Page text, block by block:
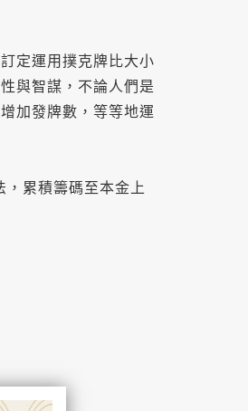
定運用撲克牌比大小
與智謀，不論人們是
加發牌數，等等地運
累積籌碼至本金上